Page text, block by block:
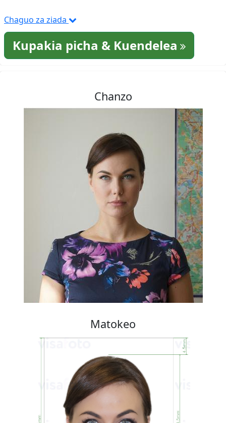
Chaguo za ziada
Kupakia picha & Kuendelea
Chanzo
Matokeo